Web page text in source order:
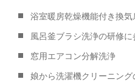
浴室暖房乾燥機能付き換
風呂釜ブラシ洗浄の研修
窓用エアコン分解洗浄
娘から洗濯機クリーニン